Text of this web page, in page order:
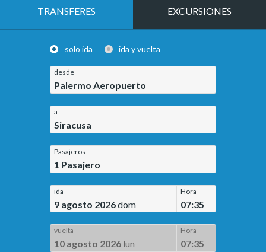
TRANSFERES EXCURSIONES
solo ida ida y vuelta
desde
Palermo Aeropuerto
a
Siracusa
Pasajeros
1 Pasajero
ida
9 agosto 2026dom
Hora
07:35
vuelta
10 agosto 2026 lun
Hora
07:35